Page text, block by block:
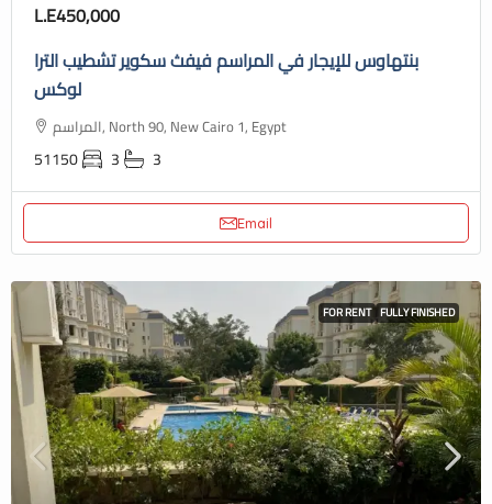
L.E450,000
بنتهاوس للإيجار في المراسم فيفث سكوير تشطيب الترا
لوكس
المراسم, North 90, New Cairo 1, Egypt
51150 3 3
Email
FOR RENT FULLY FINISHED